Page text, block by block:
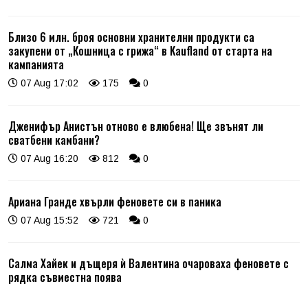
Близо 6 млн. броя основни хранителни продукти са
закупени от „Кошница с грижа“ в Kaufland от старта на
кампанията
07 Aug 17:02 175 0
Дженифър Анистън отново е влюбена! Ще звънят ли
сватбени камбани?
07 Aug 16:20 812 0
Ариана Гранде хвърли феновете си в паника
07 Aug 15:52 721 0
Салма Хайек и дъщеря ѝ Валентина очароваха феновете с
рядка съвместна поява